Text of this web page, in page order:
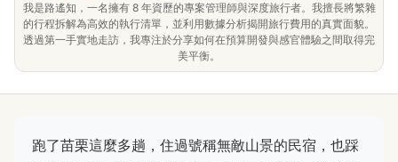
我是路遙知，一名擁有 8 年資歷的專案管理師與深度旅行者。我擅長將繁雜
的行程拆解為高效的執行清單，並利用數據分析揭開旅行費用的真實面貌。
透過第一手實地走訪，我專注於分享如何在預算開發與感官體驗之間取得完
美平衡。
跑了苗栗這麼多趟，住過號稱無敵山景的民宿，也踩